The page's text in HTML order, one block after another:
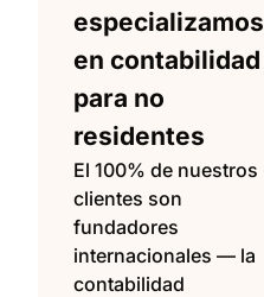
especializamos
en contabilidad
para no
residentes
El 100% de nuestros
clientes son
fundadores
internacionales — la
contabilidad